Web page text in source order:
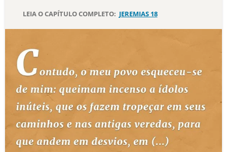
ESTUDOS BÍBLICOS
TEMAS
PERGUNTE À BÍBLIA IA
TERMO BÍBLICO JOGOS
QUEM SOMOS
LEIA O CAPÍTULO COMPLETO: JEREMIAS 18